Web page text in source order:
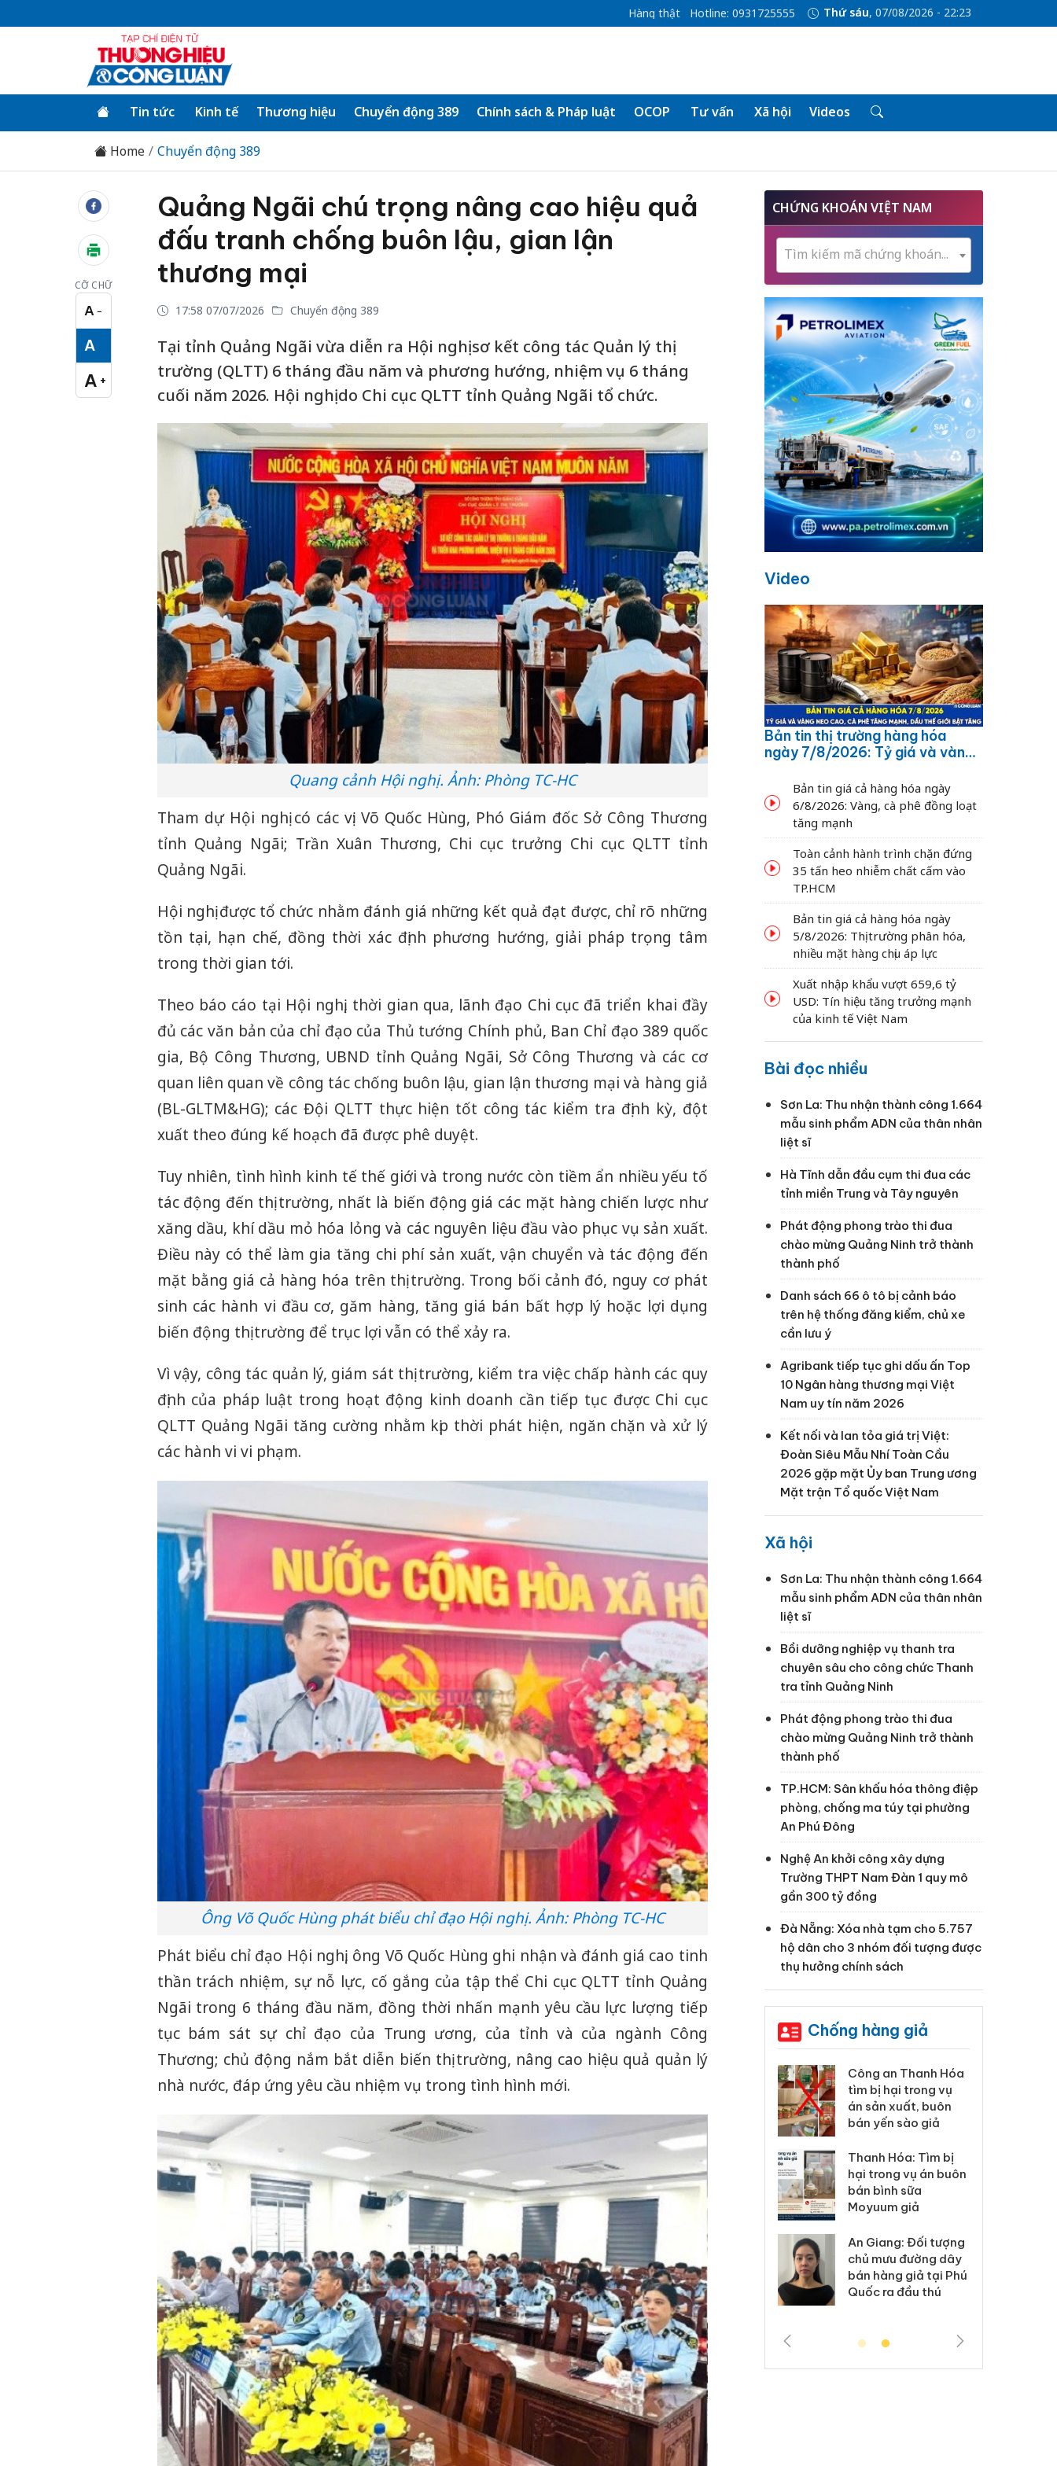
Hàng thật Hotline: 0931725555 Thứ sáu, 07/08/2026 - 22:23
Tin tức Kinh tế Thương hiệu Chuyển động 389 Chính sách & Pháp luật OCOP Tư vấn Xã hội Videos
Home Chuyển động 389
CỠ CHỮ
A −
Cỡ chữ nhỏ
A
Cỡ chữ vừa
A +
Cỡ chữ lớn
Quảng Ngãi chú trọng nâng cao hiệu quả
đấu tranh chống buôn lậu, gian lận
thương mại
17:58 07/07/2026 Chuyển động 389
Tại tỉnh Quảng Ngãi vừa diễn ra Hội nghị sơ kết công tác Quản lý thị
trường (QLTT) 6 tháng đầu năm và phương hướng, nhiệm vụ 6 tháng
cuối năm 2026. Hội nghị do Chi cục QLTT tỉnh Quảng Ngãi tổ chức.
Quang cảnh Hội nghị. Ảnh: Phòng TC-HC
Tham dự Hội nghị có các vị: Võ Quốc Hùng, Phó Giám đốc Sở Công Thương
tỉnh Quảng Ngãi; Trần Xuân Thương, Chi cục trưởng Chi cục QLTT tỉnh
Quảng Ngãi.
Hội nghị được tổ chức nhằm đánh giá những kết quả đạt được, chỉ rõ những
tồn tại, hạn chế, đồng thời xác định phương hướng, giải pháp trọng tâm
trong thời gian tới.
Theo báo cáo tại Hội nghị, thời gian qua, lãnh đạo Chi cục đã triển khai đầy
đủ các văn bản của chỉ đạo của Thủ tướng Chính phủ, Ban Chỉ đạo 389 quốc
gia, Bộ Công Thương, UBND tỉnh Quảng Ngãi, Sở Công Thương và các cơ
quan liên quan về công tác chống buôn lậu, gian lận thương mại và hàng giả
(BL-GLTM&HG); các Đội QLTT thực hiện tốt công tác kiểm tra định kỳ, đột
xuất theo đúng kế hoạch đã được phê duyệt.
Tuy nhiên, tình hình kinh tế thế giới và trong nước còn tiềm ẩn nhiều yếu tố
tác động đến thị trường, nhất là biến động giá các mặt hàng chiến lược như
xăng dầu, khí dầu mỏ hóa lỏng và các nguyên liệu đầu vào phục vụ sản xuất.
Điều này có thể làm gia tăng chi phí sản xuất, vận chuyển và tác động đến
mặt bằng giá cả hàng hóa trên thị trường. Trong bối cảnh đó, nguy cơ phát
sinh các hành vi đầu cơ, găm hàng, tăng giá bán bất hợp lý hoặc lợi dụng
biến động thị trường để trục lợi vẫn có thể xảy ra.
Vì vậy, công tác quản lý, giám sát thị trường, kiểm tra việc chấp hành các quy
định của pháp luật trong hoạt động kinh doanh cần tiếp tục được Chi cục
QLTT Quảng Ngãi tăng cường nhằm kịp thời phát hiện, ngăn chặn và xử lý
các hành vi vi phạm.
Ông Võ Quốc Hùng phát biểu chỉ đạo Hội nghị. Ảnh: Phòng TC-HC
Phát biểu chỉ đạo Hội nghị, ông Võ Quốc Hùng ghi nhận và đánh giá cao tinh
thần trách nhiệm, sự nỗ lực, cố gắng của tập thể Chi cục QLTT tỉnh Quảng
Ngãi trong 6 tháng đầu năm, đồng thời nhấn mạnh yêu cầu lực lượng tiếp
tục bám sát sự chỉ đạo của Trung ương, của tỉnh và của ngành Công
Thương; chủ động nắm bắt diễn biến thị trường, nâng cao hiệu quả quản lý
nhà nước, đáp ứng yêu cầu nhiệm vụ trong tình hình mới.
CHỨNG KHOÁN VIỆT NAM
Tìm kiếm mã chứng khoán...
Video
Bản tin thị trường hàng hóa
ngày 7/8/2026: Tỷ giá và vàng
dầu thế giới bật tăng
Bản tin giá cả hàng hóa ngày
6/8/2026: Vàng, cà phê đồng loạt
tăng mạnh
Toàn cảnh hành trình chặn đứng
35 tấn heo nhiễm chất cấm vào
TP.HCM
Bản tin giá cả hàng hóa ngày
5/8/2026: Thị trường phân hóa,
nhiều mặt hàng chịu áp lực
Xuất nhập khẩu vượt 659,6 tỷ
USD: Tín hiệu tăng trưởng mạnh
của kinh tế Việt Nam
Bài đọc nhiều
Sơn La: Thu nhận thành công 1.664
mẫu sinh phẩm ADN của thân nhân
liệt sĩ
Hà Tĩnh dẫn đầu cụm thi đua các
tỉnh miền Trung và Tây nguyên
Phát động phong trào thi đua
chào mừng Quảng Ninh trở thành
thành phố
Danh sách 66 ô tô bị cảnh báo
trên hệ thống đăng kiểm, chủ xe
cần lưu ý
Agribank tiếp tục ghi dấu ấn Top
10 Ngân hàng thương mại Việt
Nam uy tín năm 2026
Kết nối và lan tỏa giá trị Việt:
Đoàn Siêu Mẫu Nhí Toàn Cầu
2026 gặp mặt Ủy ban Trung ương
Mặt trận Tổ quốc Việt Nam
Xã hội
Sơn La: Thu nhận thành công 1.664
mẫu sinh phẩm ADN của thân nhân
liệt sĩ
Bồi dưỡng nghiệp vụ thanh tra
chuyên sâu cho công chức Thanh
tra tỉnh Quảng Ninh
Phát động phong trào thi đua
chào mừng Quảng Ninh trở thành
thành phố
TP.HCM: Sân khấu hóa thông điệp
phòng, chống ma túy tại phường
An Phú Đông
Nghệ An khởi công xây dựng
Trường THPT Nam Đàn 1 quy mô
gần 300 tỷ đồng
Đà Nẵng: Xóa nhà tạm cho 5.757
hộ dân cho 3 nhóm đối tượng được
thụ hưởng chính sách
Chống hàng giả
Công an Thanh Hóa
bán yến sào giả
Thanh Hóa: Tìm bị
hại trong vụ án buôn
bán bình sữa
Moyuum giả
An Giang: Đối tượng
chủ mưu đường dây
bán hàng giả tại Phú
Quốc ra đầu thú
Lào Cai xử lý 83 vụ vi
phạm thương mại
trong tháng 7
Hưng Yên: Xử lý 6 hộ
kinh doanh bán hàng
giả mạo nhãn hiệu
Adidas, Nike
Cà Mau: Tiêu hủy
công khai hàng ngàn
sản phẩm nhập lậu,
bảo vệ môi trường